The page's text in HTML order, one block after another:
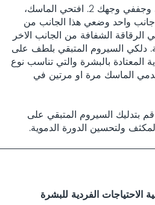
1. نظفي وجففي وجهك 2. افتحي الماسك،
جانب واحد وضعي هذا الجانب من
الشفافة من الجانب الاخر
لمدة 15-20 دقيقة. دلكي السيروم المتبقي بلطف على
المعتادة بالبشرة والتي تناسب نوع
الماسك مرة او مرتين في
بتدليك السيروم المتبقي على
ولتحسين الدورة الدموية.
الاحتياجات الفردية للبشرة